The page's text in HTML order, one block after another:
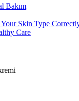
Bakım
Skin Type
Care